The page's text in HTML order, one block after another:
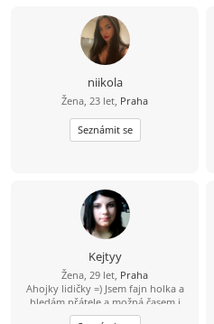
niikola
Žena, 23 let, Praha
Seznámit se
Kejtyy
Žena, 29 let, Praha
Ahojky lidičky =) Jsem fajn holka a
hledám přátele a možná časem i
něco víc =)